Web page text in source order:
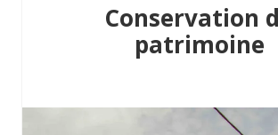
Conservation
patrimoine